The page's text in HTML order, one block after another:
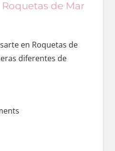
Roquetas de Mar
en Roquetas dе
diferentes dе